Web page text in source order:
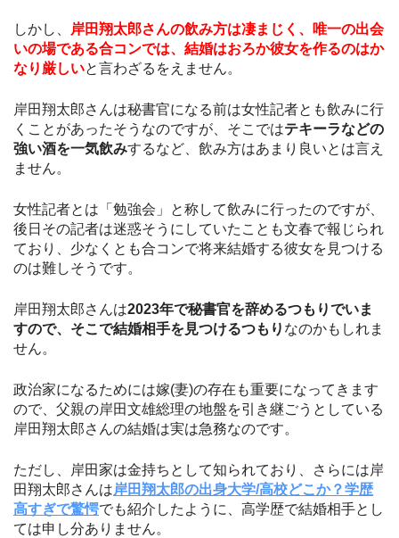
しかし、
岸田翔太郎さんの飲み方は凄まじく、唯一の出会
いの場である合コンでは、結婚はおろか彼女を作るのはか
なり厳しいと言わざるをえません。
岸田翔太郎さんは秘書官になる前は女性記者とも飲みに行
くことがあったそうなのですが、そこではテキーラなどの
強い酒を一気飲みするなど、飲み方はあまり良いとは言え
ません。
女性記者とは「勉強会」と称して飲みに行ったのですが、
後日その記者は迷惑そうにしていたことも文春で報じられ
ており、少なくとも合コンで将来結婚する彼女を見つける
のは難しそうです。
岸田翔太郎さんは2023年で秘書官を辞めるつもりでいま
すので、そこで結婚相手を見つけるつもり なのかもしれま
せん。
政治家になるためには嫁(妻)の存在も重要になってきます
ので、父親の岸田文雄総理の地盤を引き継ごうとしている
岸田翔太郎さんの結婚は実は急務なのです。
ただし、岸田家は金持ちとして知られており、さらには岸
田翔太郎さんは岸田翔太郎の出身大学/高校どこか？学歴
高すぎで驚愕でも紹介したように、高学歴で結婚相手とし
ては申し分ありません。